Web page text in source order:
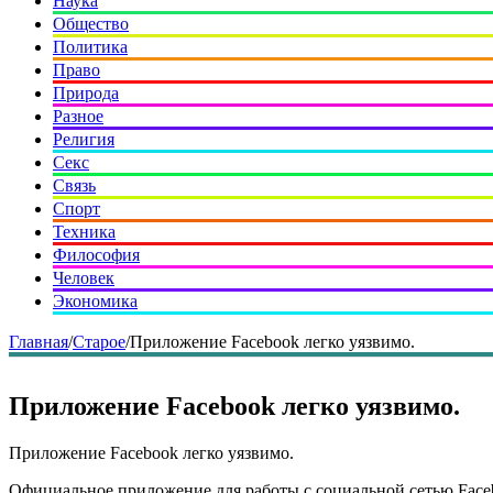
Общество
Политика
Право
Природа
Разное
Религия
Секс
Связь
Спорт
Техника
Философия
Человек
Экономика
Главная/Старое/Приложение Facebook легко уязвимо.
Приложение Facebook легко уязвимо.
Приложение Facebook легко уязвимо.